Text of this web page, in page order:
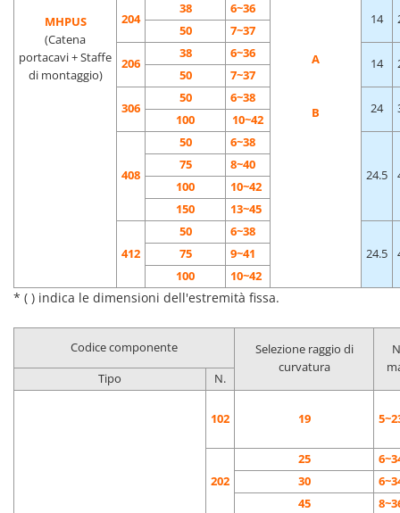
MHPUS
(Catena
portacavi + Staffe
di montaggio)
A
B
204
38 6~36
14
50 7~37
206
38 6~36
14
50 7~37
306
50 6~38
24
100 10~42
408
50 6~38
24.5
75
8~40
100
10~42
150
13~45
412
50
6~38
24.5
75
9~41
100
10~42
* ( ) indica le dimensioni dell'estremità fissa.
Codice componente
Selezione raggio di
curvatura
Tipo N.
102 19
202
25
30
45